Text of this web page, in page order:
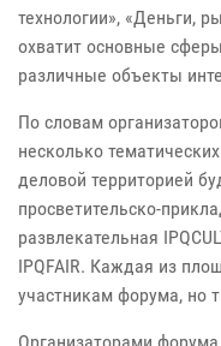
технологии», «Деньги,
охватит основные
различные объекты
По словам
несколько
деловой территорией
просветительско-
развлекательная
IPQFAIR. Каждая из
участникам форума, но